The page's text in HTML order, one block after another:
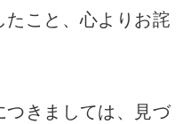
こと、心よりお詫
きましては、見づ